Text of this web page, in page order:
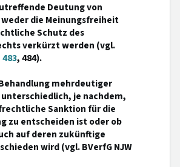
Deutung von
die Meinungsfreiheit
Schutz des
verkürzt werden (vgl.
483, 484).
mehrdeutiger
je nachdem,
Sanktion für die
zu entscheiden ist oder ob
auf deren zukünftige
wird (vgl. BVerfG NJW